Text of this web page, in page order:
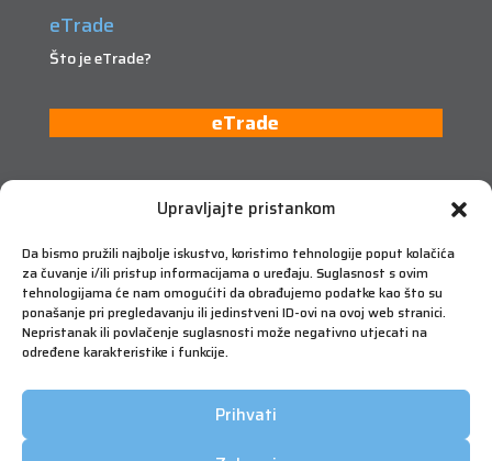
Upravljajte pristankom
Da bismo pružili najbolje iskustvo, koristimo tehnologije poput kolačića
za čuvanje i/ili pristup informacijama o uređaju. Suglasnost s ovim
tehnologijama će nam omogućiti da obrađujemo podatke kao što su
ponašanje pri pregledavanju ili jedinstveni ID-ovi na ovoj web stranici.
Nepristanak ili povlačenje suglasnosti može negativno utjecati na
određene karakteristike i funkcije.
Prihvati
eTrade
Što je eTrade?
eTrade